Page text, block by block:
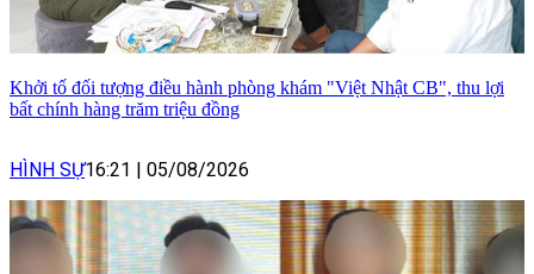
Khởi tố đối tượng điều hành phòng khám "Việt Nhật CB", thu lợi
bất chính hàng trăm triệu đồng
HÌNH SỰ16:21 | 05/08/2026